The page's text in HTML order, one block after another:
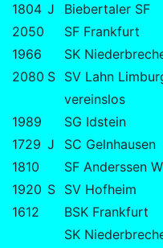
1804 J
Biebertaler SF
2050
SF Frankfurt
1966
SK
2080 S SV Lahn
vereinslos
1989
SG Idstein
1729 J
SC Gelnhausen
1810
SF Anderssen
1920 S SV Hofheim
1612
BSK Frankfurt
SK